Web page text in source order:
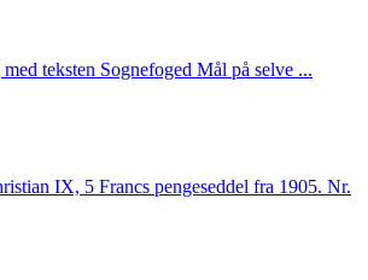
teksten Sognefoged Mål på selve ...
IX, 5 Francs pengeseddel fra 1905. Nr.